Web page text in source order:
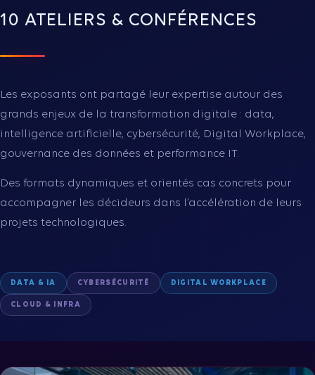
10 ATELIERS & CONFÉRENCES
Les exposants ont partagé leur expertise autour des
grands enjeux de la transformation digitale : data,
intelligence artificielle, cybersécurité, Digital Workplace,
gouvernance des données et performance IT.
Des formats dynamiques et orientés cas concrets pour
accompagner les décideurs dans l’accélération de leurs
projets technologiques.
DATA & IA CYBERSÉCURITÉ DIGITAL WORKPLACE
CLOUD & INFRA